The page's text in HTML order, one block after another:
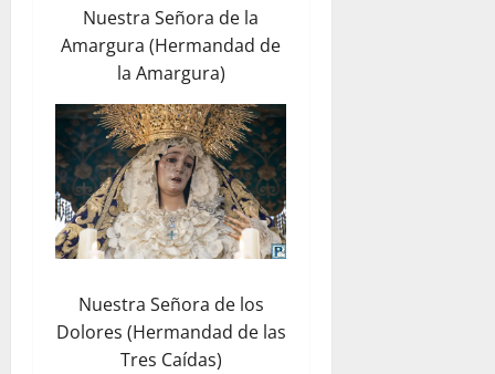
Nuestra Señora de la
Amargura (Hermandad de
la Amargura)
Nuestra Señora de los
Dolores (Hermandad de las
Tres Caídas)